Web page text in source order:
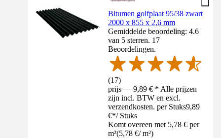
Bitumen golfplaat 95/38 zwart
2000 x 855 x 2,6 mm
Gemiddelde beoordeling: 4.6
van 5 sterren. 17
Beoordelingen.
(17)
prijs — 9,89 € * Alle prijzen
zijn incl. BTW en excl.
verzendkosten. per Stuks9,89
€*/ Stuks
Komt overeen met 5,78 € per
m²(5,78 €/ m²)